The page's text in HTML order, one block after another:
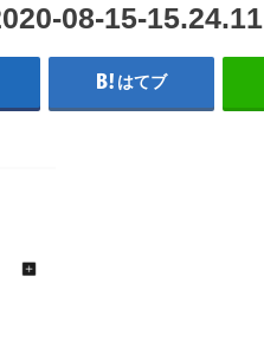
08-15-15.24.11
はてブ